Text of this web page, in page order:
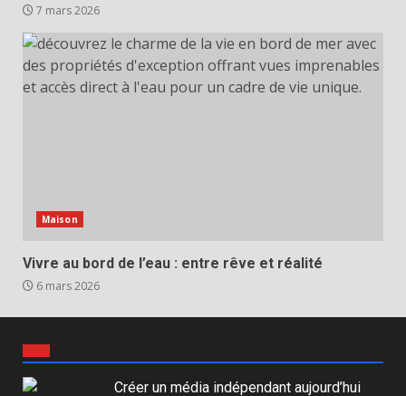
7 mars 2026
Maison
Vivre au bord de l’eau : entre rêve et réalité
6 mars 2026
Créer un média indépendant aujourd’hui